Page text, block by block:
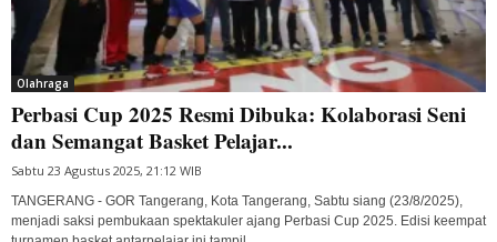
Olahraga
Perbasi Cup 2025 Resmi Dibuka: Kolaborasi Seni
dan Semangat Basket Pelajar...
Sabtu 23 Agustus 2025, 21:12 WIB
TANGERANG - GOR Tangerang, Kota Tangerang, Sabtu siang (23/8/2025),
menjadi saksi pembukaan spektakuler ajang Perbasi Cup 2025. Edisi keempat